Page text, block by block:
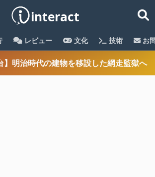
レビュー 文化 技術 お
】明治時代の建物を移設した網走監獄へ